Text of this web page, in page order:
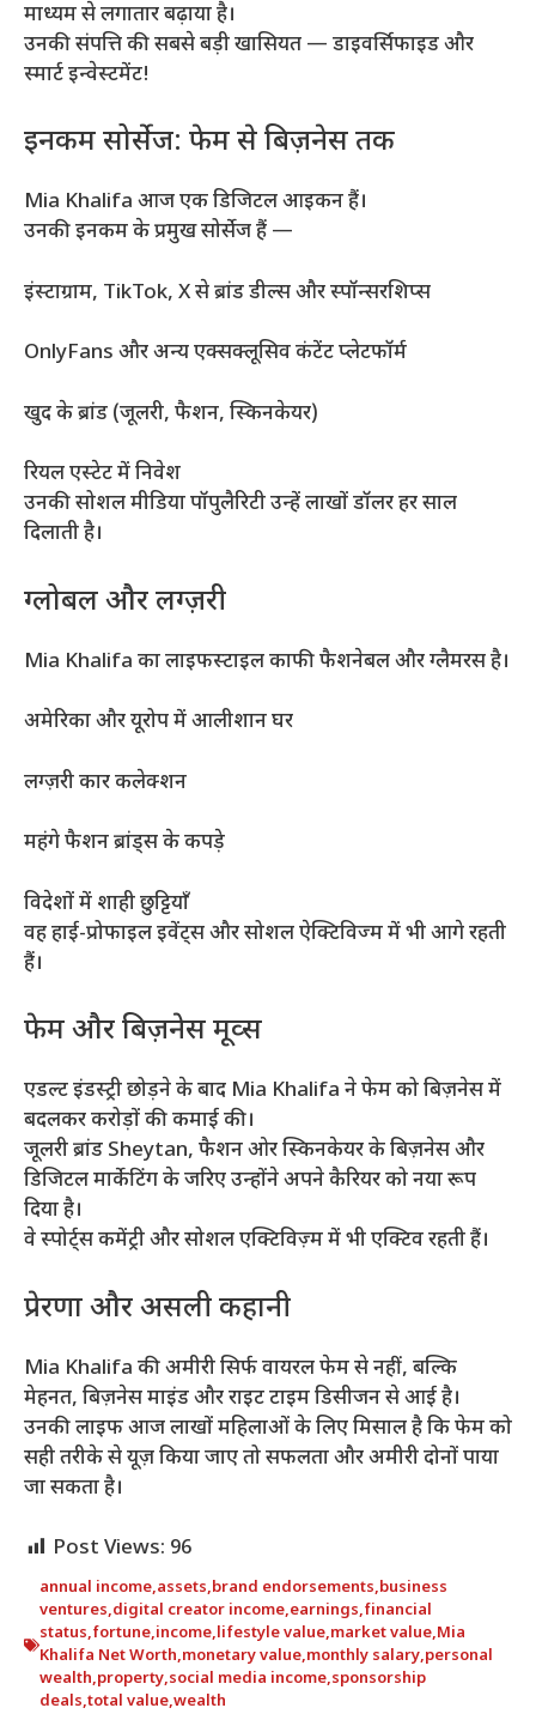
माध्यम से लगातार बढ़ाया है।
उनकी संपत्ति की सबसे बड़ी खासियत — डाइवर्सिफाइड और
स्मार्ट इन्वेस्टमेंट!
इनकम सोर्सेज: फेम से बिज़नेस तक
Mia Khalifa आज एक डिजिटल आइकन हैं।
उनकी इनकम के प्रमुख सोर्सेज हैं —
इंस्टाग्राम, TikTok, X से ब्रांड डील्स और स्पॉन्सरशिप्स
OnlyFans और अन्य एक्सक्लूसिव कंटेंट प्लेटफॉर्म
खुद के ब्रांड (जूलरी, फैशन, स्किनकेयर)
रियल एस्टेट में निवेश
उनकी सोशल मीडिया पॉपुलैरिटी उन्हें लाखों डॉलर हर साल
दिलाती है।
ग्लोबल और लग्ज़री
Mia Khalifa का लाइफस्टाइल काफी फैशनेबल और ग्लैमरस है।
अमेरिका और यूरोप में आलीशान घर
लग्ज़री कार कलेक्शन
महंगे फैशन ब्रांड्स के कपड़े
विदेशों में शाही छुट्टियाँ
वह हाई-प्रोफाइल इवेंट्स और सोशल ऐक्टिविज्म में भी आगे रहती
हैं।
फेम और बिज़नेस मूव्स
एडल्ट इंडस्ट्री छोड़ने के बाद Mia Khalifa ने फेम को बिज़नेस में
बदलकर करोड़ों की कमाई की।
जूलरी ब्रांड Sheytan, फैशन ओर स्किनकेयर के बिज़नेस और
डिजिटल मार्केटिंग के जरिए उन्होंने अपने कैरियर को नया रूप
दिया है।
वे स्पोर्ट्स कमेंट्री और सोशल एक्टिविज़्म में भी एक्टिव रहती हैं।
प्रेरणा और असली कहानी
Mia Khalifa की अमीरी सिर्फ वायरल फेम से नहीं, बल्कि
मेहनत, बिज़नेस माइंड और राइट टाइम डिसीजन से आई है।
उनकी लाइफ आज लाखों महिलाओं के लिए मिसाल है कि फेम को
सही तरीके से यूज़ किया जाए तो सफलता और अमीरी दोनों पाया
जा सकता है।
Post Views: 96
annual income,assets,brand endorsements,business
ventures,digital creator income,earnings,financial
status,fortune,income,lifestyle value,market value,Mia
Khalifa Net Worth,monetary value,monthly salary,personal
wealth,property,social media income,sponsorship
deals,total value,wealth